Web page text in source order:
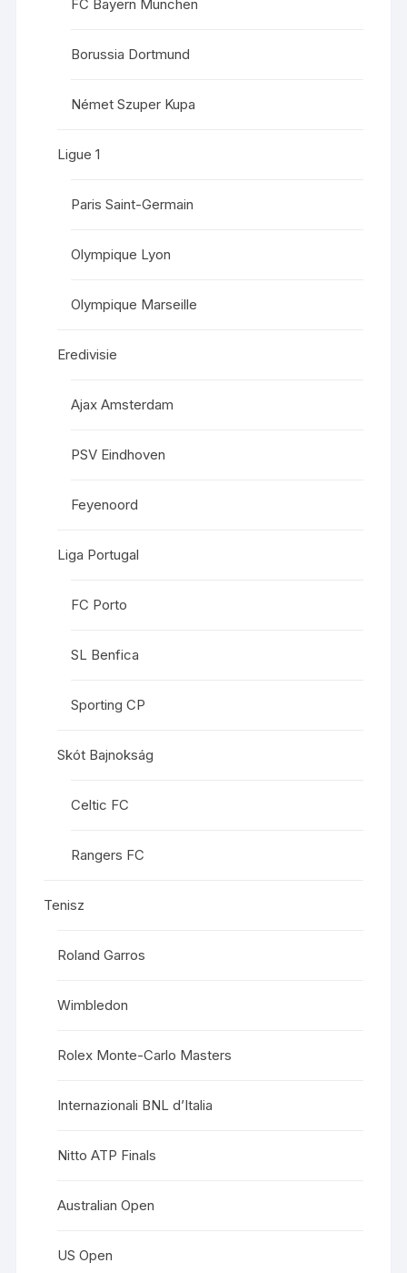
FC Bayern München
Borussia Dortmund
Német Szuper Kupa
Ligue 1
Paris Saint-Germain
Olympique Lyon
Olympique Marseille
Eredivisie
Ajax Amsterdam
PSV Eindhoven
Feyenoord
Liga Portugal
FC Porto
SL Benfica
Sporting CP
Skót Bajnokság
Celtic FC
Rangers FC
Tenisz
Roland Garros
Wimbledon
Rolex Monte-Carlo Masters
Internazionali BNL d’Italia
Nitto ATP Finals
Australian Open
US Open